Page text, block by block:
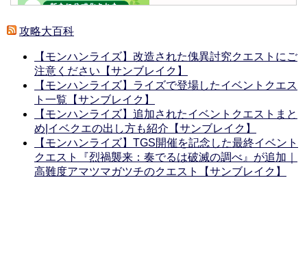
Powered by livedoor 相互RSS
攻略大百科
【モンハンライズ】改造された傀異討究クエストにご
注意ください【サンブレイク】
【モンハンライズ】ライズで登場したイベントクエス
ト一覧【サンブレイク】
【モンハンライズ】追加されたイベントクエストまと
め|イベクエの出し方も紹介【サンブレイク】
【モンハンライズ】TGS開催を記念した最終イベント
クエスト『烈禍襲来：奏でるは破滅の調べ』が追加｜
高難度アマツマガツチのクエスト【サンブレイク】